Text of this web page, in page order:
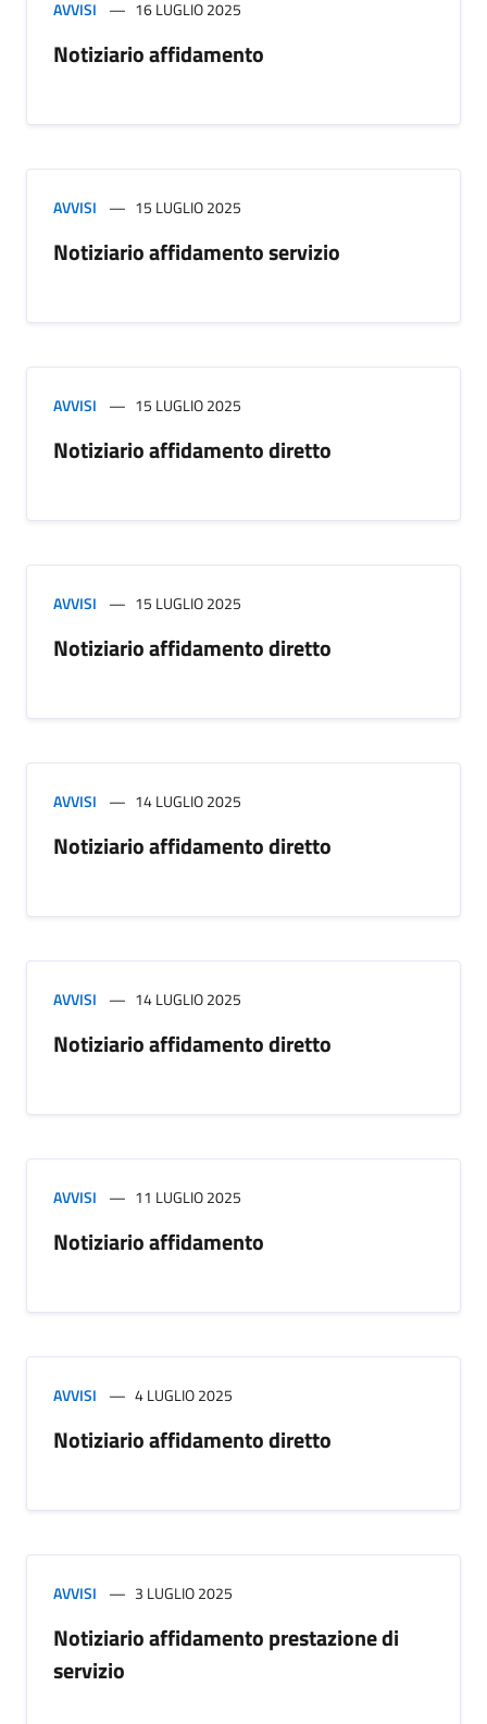
AVVISI 16 LUGLIO 2025
Notiziario affidamento
AVVISI 15 LUGLIO 2025
Notiziario affidamento servizio
AVVISI 15 LUGLIO 2025
Notiziario affidamento diretto
AVVISI 15 LUGLIO 2025
Notiziario affidamento diretto
AVVISI 14 LUGLIO 2025
Notiziario affidamento diretto
AVVISI 14 LUGLIO 2025
Notiziario affidamento diretto
AVVISI 11 LUGLIO 2025
Notiziario affidamento
AVVISI 4 LUGLIO 2025
Notiziario affidamento diretto
AVVISI 3 LUGLIO 2025
Notiziario affidamento prestazione di
servizio